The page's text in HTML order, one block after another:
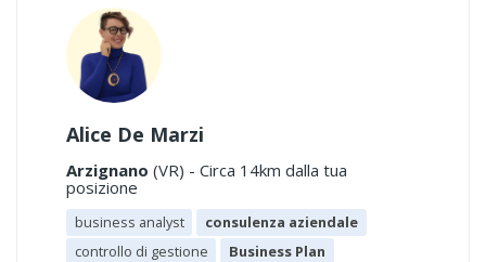
Alice De Marzi
Arzignano (VR) - Circa 14km dalla tua
posizione
business analyst
consulenza aziendale
controllo di gestione
Business Plan